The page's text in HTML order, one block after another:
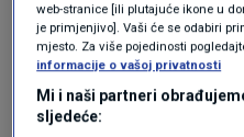
web-stranice [ili plutajuće ikone u
je primjenjivo]. Vaši će se odabiri
mjesto. Za više pojedinosti
informacije o vašoj privatnosti
Mi i naši partneri
sljedeće: